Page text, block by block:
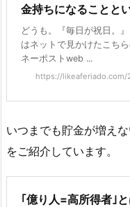
金持ちになることと
どうも。『毎日が祝日。
はネットで見かけたこち
ネーポストweb ...
https://
いつまでも貯金が増え
をご紹介しています。
｢億り人=高所得者｣